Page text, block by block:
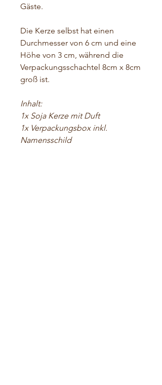
Gäste.
Die Kerze selbst hat einen
Durchmesser von 6 cm und eine
Höhe von 3 cm, während die
Verpackungsschachtel 8cm x 8cm
groß ist.
Inhalt:
1x Soja Kerze mit Duft
1x Verpackungsbox inkl.
Namensschild